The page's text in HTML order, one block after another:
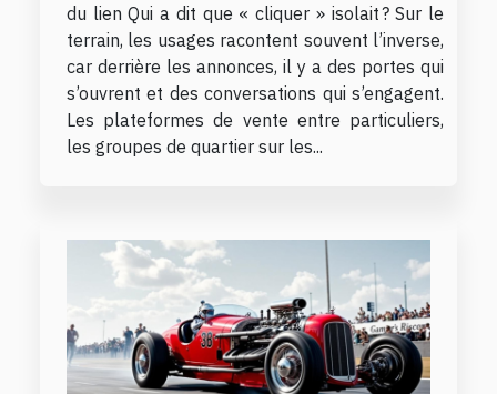
du lien Qui a dit que « cliquer » isolait ? Sur le
terrain, les usages racontent souvent l’inverse,
car derrière les annonces, il y a des portes qui
s’ouvrent et des conversations qui s’engagent.
Les plateformes de vente entre particuliers,
les groupes de quartier sur les...